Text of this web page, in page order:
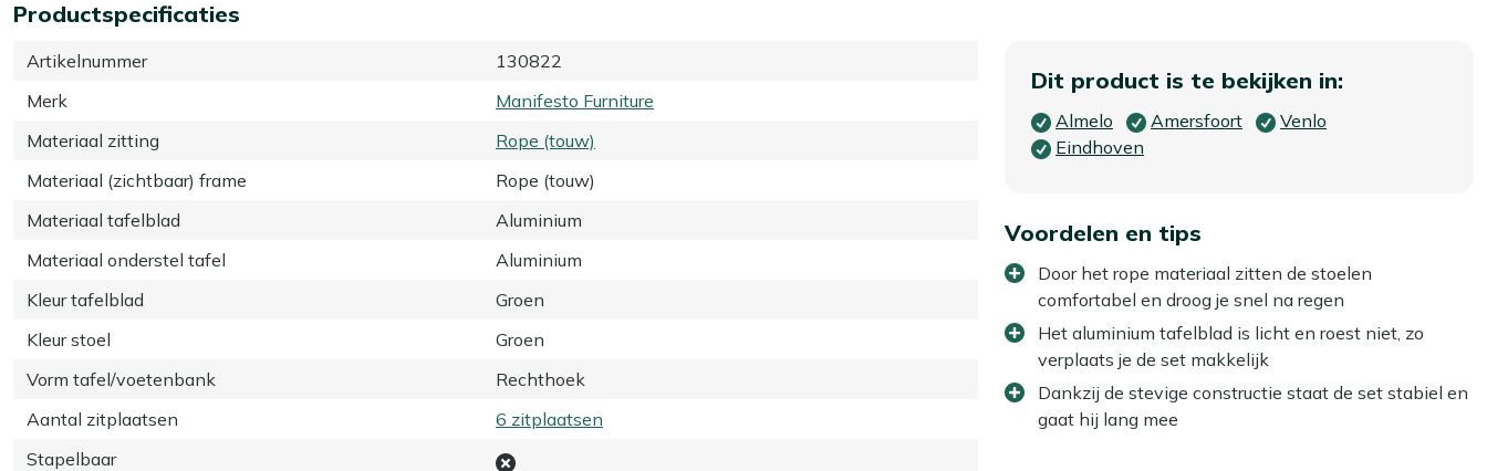
Productspecificaties
Artikelnummer
130822
Merk
Manifesto Furniture
Materiaal zitting
Rope (touw)
Materiaal (zichtbaar) frame
Rope (touw)
Materiaal tafelblad
Aluminium
Materiaal onderstel tafel
Aluminium
Kleur tafelblad
Groen
Kleur stoel
Groen
Vorm tafel/voetenbank
Rechthoek
Aantal zitplaatsen
6 zitplaatsen
Stapelbaar
Dit product is te bekijken in:
Almelo Amersfoort
Venlo
Eindhoven
Voordelen en tips
Door het rope materiaal zitten de stoelen
comfortabel en droog je snel na regen
Het aluminium tafelblad is licht en roest niet, zo
verplaats je de set makkelijk
Dankzij de stevige constructie staat de set stabiel en
gaat hij lang mee